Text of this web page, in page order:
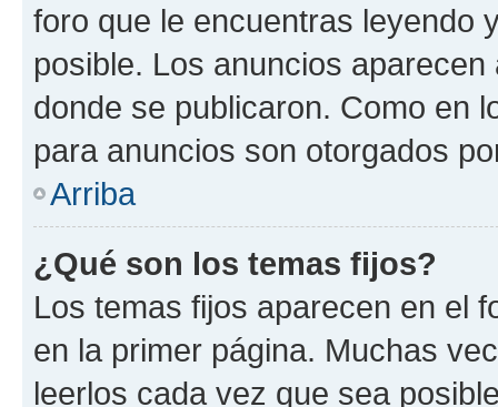
foro que le encuentras leyendo
posible. Los anuncios
donde se publicaron. Como en
para anuncios son otorgados
Arriba
¿Qué son los temas fijos?
Los temas fijos aparecen en el
en la primer página. Muchas
leerlos cada vez que sea